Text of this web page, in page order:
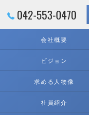
042-553-0470
会社概要
ビジョン
求める人物像
社員紹介